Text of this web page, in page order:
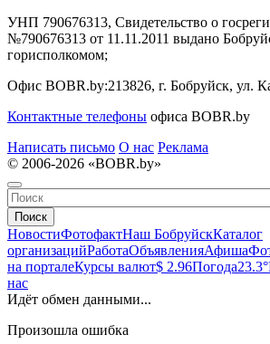
УНП 790676313, Свидетельство о
№790676313 от 11.11.2011 выдано
горисполкомом;
Офис BOBR.by:213826, г. Бобруйск, ул.
Контактные телефоны офиса BOBR.by
Написать письмо О нас Реклама
© 2006-2026 «BOBR.by»
Поиск
НовостиФотофактНаш БобруйскКаталог
организацийРаботаОбъявленияАфиша
на порталеКурсы валют$ 2.96Погода23.3°
нас
Идёт обмен данными...
Произошла ошибка